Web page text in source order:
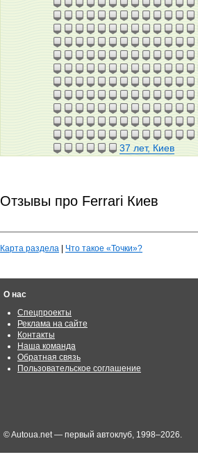
37 лет, Киев
Отзывы про Ferrari Киев
Карта раздела Что такое «Точки»?
О нас
Спецпроекты
Реклама на сайте
Контакты
Наша команда
Обратная связь
Пользовательское соглашение
© Autoua.net — первый автоклуб, 1998–2026.